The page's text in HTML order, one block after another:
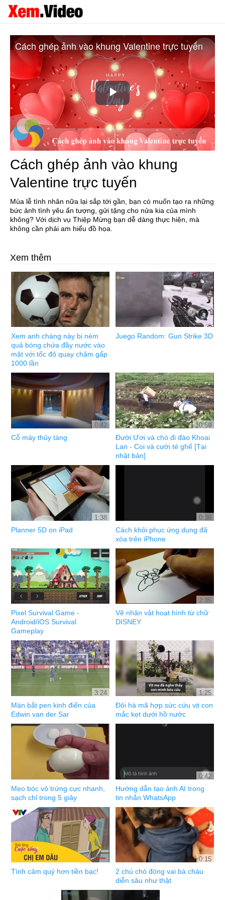
Play
Video
Cách ghép ảnh vào khung Valentine trực tuyến
Cách ghép ảnh vào khung
Valentine trực tuyến
Mùa lễ tình nhân nữa lại sắp tới gần, bạn có muốn tạo ra những
bức ảnh tình yêu ấn tượng, gửi tặng cho nửa kia của mình
không? Với dịch vụ Thiệp Mừng bạn dễ dàng thực hiện, mà
không cần phải am hiểu đồ họa.
Xem thêm
Xem anh chàng này bị ném
quả bóng chứa đầy nước vào
mặt với tốc độ quay chậm gấp
1000 lần
Juego Random: Gun Strike 3D
0:42
Cỗ máy thủy táng
10:59
Đười Ươi và chó đi đào Khoai
Lan - Coi và cười té ghế [Tại
nhật bản]
1:38
Planner 5D on iPad
0:36
Cách khôi phục ứng dụng đã
xóa trên iPhone
Pixel Survival Game -
Android/iOS Survival
Gameplay
2:35
Vẽ nhân vật hoạt hình từ chữ
DISNEY
3:24
Màn bắt pen kinh điển của
Edwin van der Sar
1:25
Đôi hà mã hợp sức cứu vịt con
mắc kẹt dưới hồ nước
Mẹo bóc vỏ trứng cực nhanh,
sạch chỉ trong 5 giây
0:42
Hướng dẫn tạo ảnh AI trong
tin nhắn WhatsApp
Tình cảm quý hơn tiền bạc!
0:15
2 chú chó đóng vai bà cháu
diễn sâu như thật